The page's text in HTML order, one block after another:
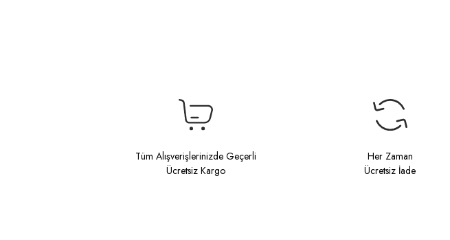
Tüm Alışverişlerinizde Geçerli
Ücretsiz Kargo
Her Zaman
Ücretsiz İade